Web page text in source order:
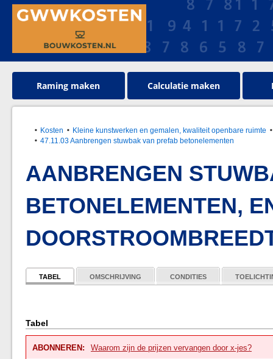
Raming maken Calculatie maken
Kosten
Kleine kunstwerken en gemalen, kwaliteit openbare ruimte
47.11.03 Aanbrengen stuwbak van prefab betonelementen
AANBRENGEN
BETONELEMENTEN,
TABEL OMSCHRIJVING CONDITIES
Tabel
ABONNEREN: Waarom zijn de prijzen vervangen door x-jes?